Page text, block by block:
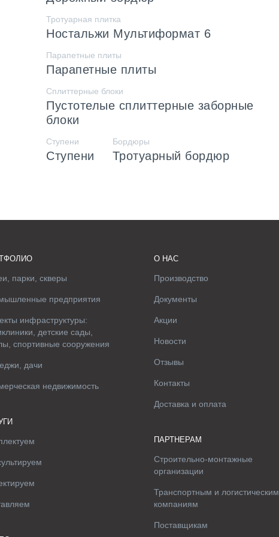
Тротуарная плитка
Ностальжи Мультиформат 6
Парапетные плиты
Парапетные плиты
Сплиттерные блоки
Пустотелые сплиттерные заборные
блоки
Ступени
Ступени
Бордюры
Тротуарный бордюр
парки, скверы
предприятия
инфраструктуры:
детские сады,
спортивные сооружения
дачи
недвижимость
О НАС
Производство
Документы
Акции
Новости
Отзывы
Контакты
Доставка и оплата
ПАРТНЕРАМ
Строительно-монтажные
организации
Транспортным и логистическим
компаниям
Поставщикам